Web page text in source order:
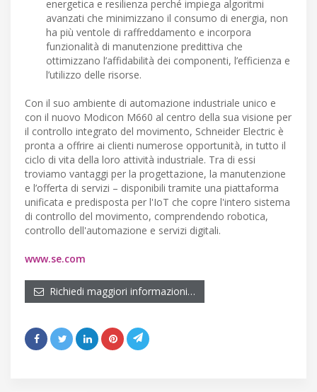
energetica e resilienza perché impiega algoritmi
avanzati che minimizzano il consumo di energia, non
ha più ventole di raffreddamento e incorpora
funzionalità di manutenzione predittiva che
ottimizzano l’affidabilità dei componenti, l’efficienza e
l’utilizzo delle risorse.
Con il suo ambiente di automazione industriale unico e
con il nuovo Modicon M660 al centro della sua visione per
il controllo integrato del movimento, Schneider Electric è
pronta a offrire ai clienti numerose opportunità, in tutto il
ciclo di vita della loro attività industriale. Tra di essi
troviamo vantaggi per la progettazione, la manutenzione
e l’offerta di servizi – disponibili tramite una piattaforma
unificata e predisposta per l'IoT che copre l'intero sistema
di controllo del movimento, comprendendo robotica,
controllo dell'automazione e servizi digitali.
www.se.com
Richiedi maggiori informazioni…